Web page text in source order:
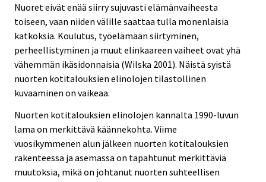
Nuoret eivät enää siirry sujuvasti elämänvaiheesta
toiseen, vaan niiden välille saattaa tulla monenlaisia
katkoksia. Koulutus, työelämään siirtyminen,
perheellistyminen ja muut elinkaareen vaiheet ovat yhä
vähemmän ikäsidonnaisia (Wilska 2001). Näistä syistä
nuorten kotitalouksien elinolojen tilastollinen
kuvaaminen on vaikeaa.
Nuorten kotitalouksien elinolojen kannalta 1990-luvun
lama on merkittävä käännekohta. Viime
vuosikymmenen alun jälkeen nuorten kotitalouksien
rakenteessa ja asemassa on tapahtunut merkittäviä
muutoksia, mikä on johtanut nuorten suhteellisen